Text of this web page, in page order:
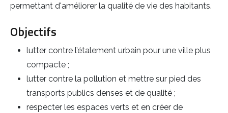
permettant d'améliorer la qualité de vie des habitants.
Objectifs
lutter contre l’étalement urbain pour une ville plus
compacte ;
lutter contre la pollution et mettre sur pied des
transports publics denses et de qualité ;
respecter les espaces verts et en créer de